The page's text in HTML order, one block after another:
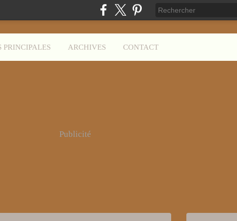
PRINCIPALES ARCHIVES CONTACT
Publicité